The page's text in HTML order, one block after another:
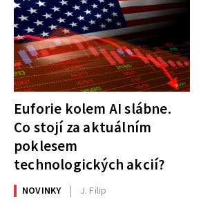
Euforie kolem AI slábne.
Co stojí za aktuálním
poklesem
technologických akcií?
NOVINKY J. Filip